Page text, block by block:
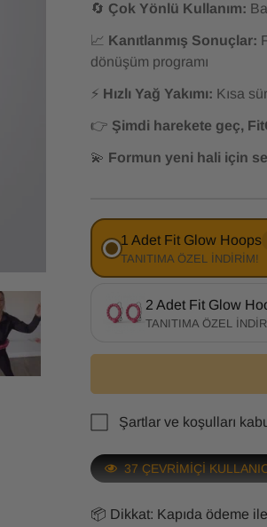
🔄 Çok Yönlü Kullanım:
📈 Kanıtlanmış Sonuçlar:
dönüşüm programı
⚡ Hızlı Yağ Yakımı: Kısa
👉 Şimdi harekete geç,
💫 Formun yeni hali için
1 Adet Fit Glow Hoops
TANITIMA ÖZEL İNDİRİM!
2 Adet Fit Glow
TANITIMA ÖZEL
Şartlar ve koşulları
37 ÇEVRİMİÇİ
📦 Dikkat: Kapıda ödeme